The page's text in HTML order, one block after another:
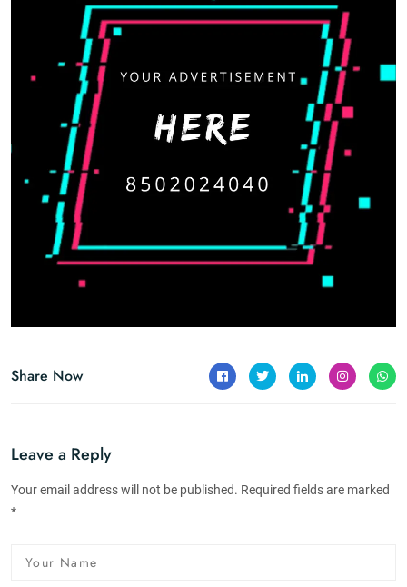
Share Now
Leave a Reply
Your email address will not be published. Required fields are marked
*